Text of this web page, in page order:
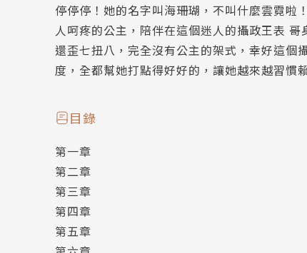
停停停！她的名字叫海珊瑚，不叫什麼雲霓啦
人呵疼的公主，陪伴在這個迷人的攝政王表
還歪七扭八，完全沒有公主的架式，幸好這個
度，全都幫她打點得好好的，讓她越來越習
目錄
第一章
第二章
第三章
第四章
第五章